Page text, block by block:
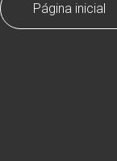
Página inicial